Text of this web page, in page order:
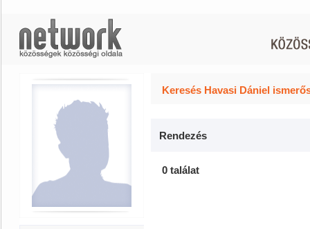
Keresés Havasi Dániel
Rendezés
0 találat